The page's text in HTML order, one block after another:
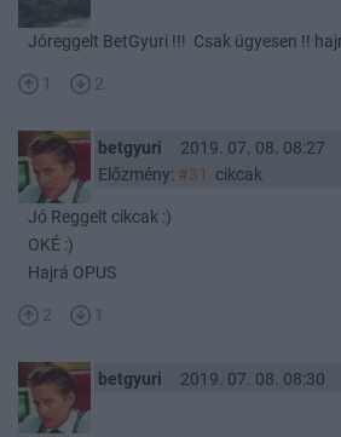
Jóreggelt BetGyuri !!! Csak ügyesen !!
1 2
betgyuri
2019. 07. 08. 08:27
Előzmény: #31 cikcak
Jó Reggelt cikcak :)
OKÉ :)
Hajrá OPUS
2 1
betgyuri 2019. 07. 08. 08:30